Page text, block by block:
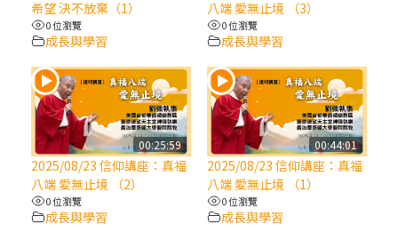
(6)黃敏正主教帶你做【將臨期避靜】—「馬
(5)黃敏正主教帶你做【將臨期避靜】—「福
傳」：講耶穌的故事
(4)黃敏正主教帶你做【將臨期避靜】—匝凱
「想看」耶穌，耶穌「走近」匝凱
(3)黃敏正主教帶你做【將臨期避靜】—「轉
希望 決不放棄（1）
0 位瀏覽
成長與學習
八端 愛無止境 （3）
0 位瀏覽
成長與學習
00:25:59
2025/08/23 信仰講座：真福
八端 愛無止境 （2）
0 位瀏覽
成長與學習
00:44:01
2025/08/23 信仰講座：真福
八端 愛無止境 （1）
0 位瀏覽
成長與學習